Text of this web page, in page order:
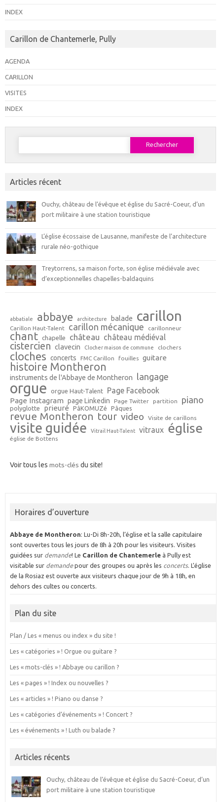
INDEX
Carillon de Chantemerle, Pully
AGENDA
CARILLON
VISITES
INDEX
Rechercher :
Articles récent
Ouchy, château de l’évêque et église du Sacré-Coeur, d’un
port militaire à une station touristique
L’église écossaise de Lausanne, manifeste de l’architecture
rurale néo-gothique
Treytorrens, sa maison forte, son église médiévale avec
d’exceptionnelles chapelles-baldaquins
abbatiale abbaye architecture balade carillon
Carillon Haut-Talent carillon mécanique carillonneur
chant chapelle château château médiéval
cistercien clavecin Clocher maison de commune clochers
cloches concerts FMC Carillon fouilles guitare
histoire Montheron
instruments de l'Abbaye de Montheron langage
orgue orgue Haut-Talent Page Facebook
Page Instagram page Linkedin Page Twitter partition piano
polyglotte prieuré PâKOMUZé Pâques
revue Montheron tour video Visite de carillons
visite guidée Vitrail Haut-Talent vitraux église
église de Bottens
Voir tous les mots-clés du site!
Horaires d’ouverture
Abbaye de Montheron: Lu-Di 8h-20h, l’église et la salle capitulaire
sont ouvertes tous les jours de 8h à 20h pour les visiteurs. Visites
guidées sur demande! Le Carillon de Chantemerleà Pully est
visitable sur demandepour des groupes ou après les concerts. L'église
de la Rosiaz est ouverte aux visiteurs chaque jour de 9h à 18h, en
dehors des cultes ou concerts.
Plan du site
Plan / Les « menus ou index » du site !
Les « catégories » ! Orgue ou guitare ?
Les « mots-clés » ! Abbaye ou carillon ?
Les « pages » ! Index ou nouvelles ?
Les « articles » ! Piano ou danse ?
Les « catégories d’événements » ! Concert ?
Les « événements » ! Luth ou balade ?
Articles récents
Ouchy, château de l’évêque et église du Sacré-Coeur, d’un
port militaire à une station touristique